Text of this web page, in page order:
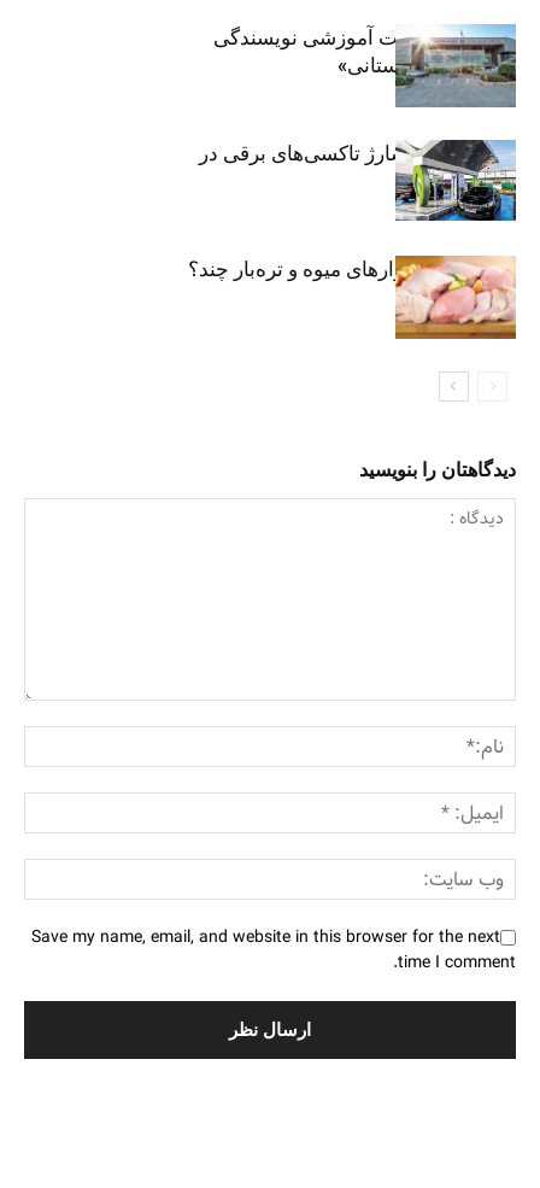
برگزاری جلسات آموزشی نویسندگی
«زندگی‌نامه داستانی»
توسعه شبکه شارژ تاکسی‌های برقی در
پایتخت
مرغ تازه در بازارهای میوه و تره‌بار چند؟
دیدگاهتان را بنویسید
Save my name, email, and website in this browser for the next
time I comment.